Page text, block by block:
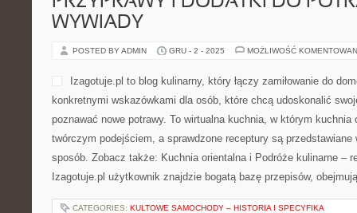
WYWIADY
POSTED BY ADMIN GRU - 2 - 2025 MOŻLIWOŚĆ
Izagotuje.pl to blog kulinarny, który łączy zamiłowanie do
konkretnymi wskazówkami dla osób, które chcą udoskonalić
poznawać nowe potrawy. To wirtualna kuchnia, w którym
twórczym podejściem, a sprawdzone receptury są
sposób. Zobacz także: Kuchnia orientalna i Podróże kulinarne –
Izagotuje.pl użytkownik znajdzie bogatą bazę przepisów,
CATEGORIES: KULTOWE SAMOCHODY – HISTORIA I SPECYFIKA